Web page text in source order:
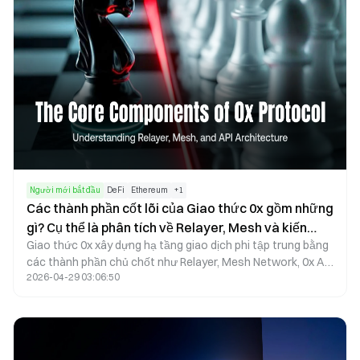
Người mới bắt đầu DeFi Ethereum +1
Các thành phần cốt lõi của Giao thức 0x gồm những
gì? Cụ thể là phân tích về Relayer, Mesh và kiến
trúc API
Giao thức 0x xây dựng hạ tầng giao dịch phi tập trung bằng
các thành phần chủ chốt như Relayer, Mesh Network, 0x API
và Exchange Proxy. Relayer chịu trách nhiệm phát sóng lệnh
phối thanh khoản. Nhờ sự phối hợp này, kiến trúc tổng thể
2026-04-29 03:06:50